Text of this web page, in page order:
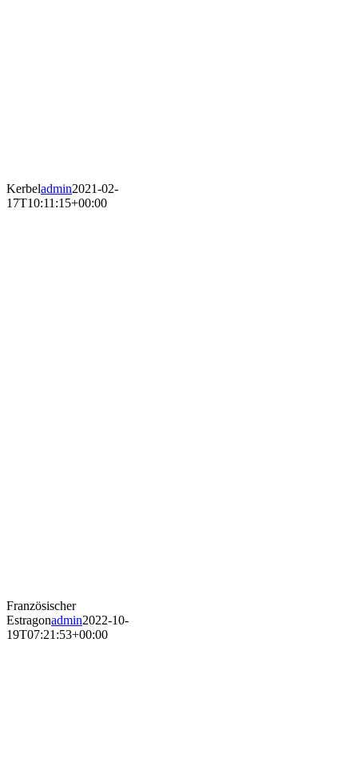
Kerbeladmin2021-02-
17T10:11:15+00:00
Französischer
Estragonadmin2022-10-
19T07:21:53+00:00